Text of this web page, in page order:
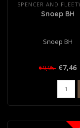
SPENCER AND
Snoep BH
Snoep BH
€9,95 €7,46